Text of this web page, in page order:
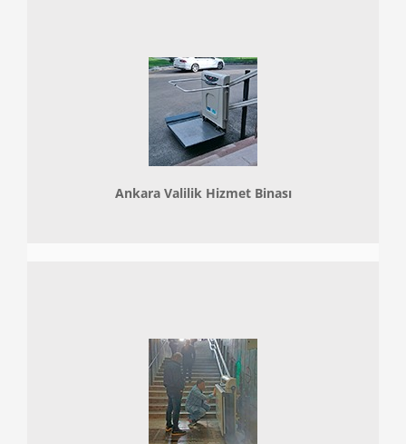
Ankara Valilik Hizmet Binası